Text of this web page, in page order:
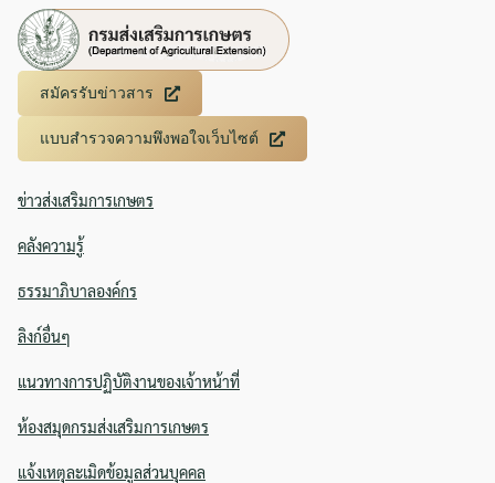
Search
Search
สมัครรับข่าวสาร
แบบสำรวจความพึงพอใจเว็บไซต์
ข่าวส่งเสริมการเกษตร
คลังความรู้
ธรรมาภิบาลองค์กร
ลิงก์อื่นๆ
แนวทางการปฏิบัติงานของเจ้าหน้าที่
ห้องสมุดกรมส่งเสริมการเกษตร
แจ้งเหตุละเมิดข้อมูลส่วนบุคคล